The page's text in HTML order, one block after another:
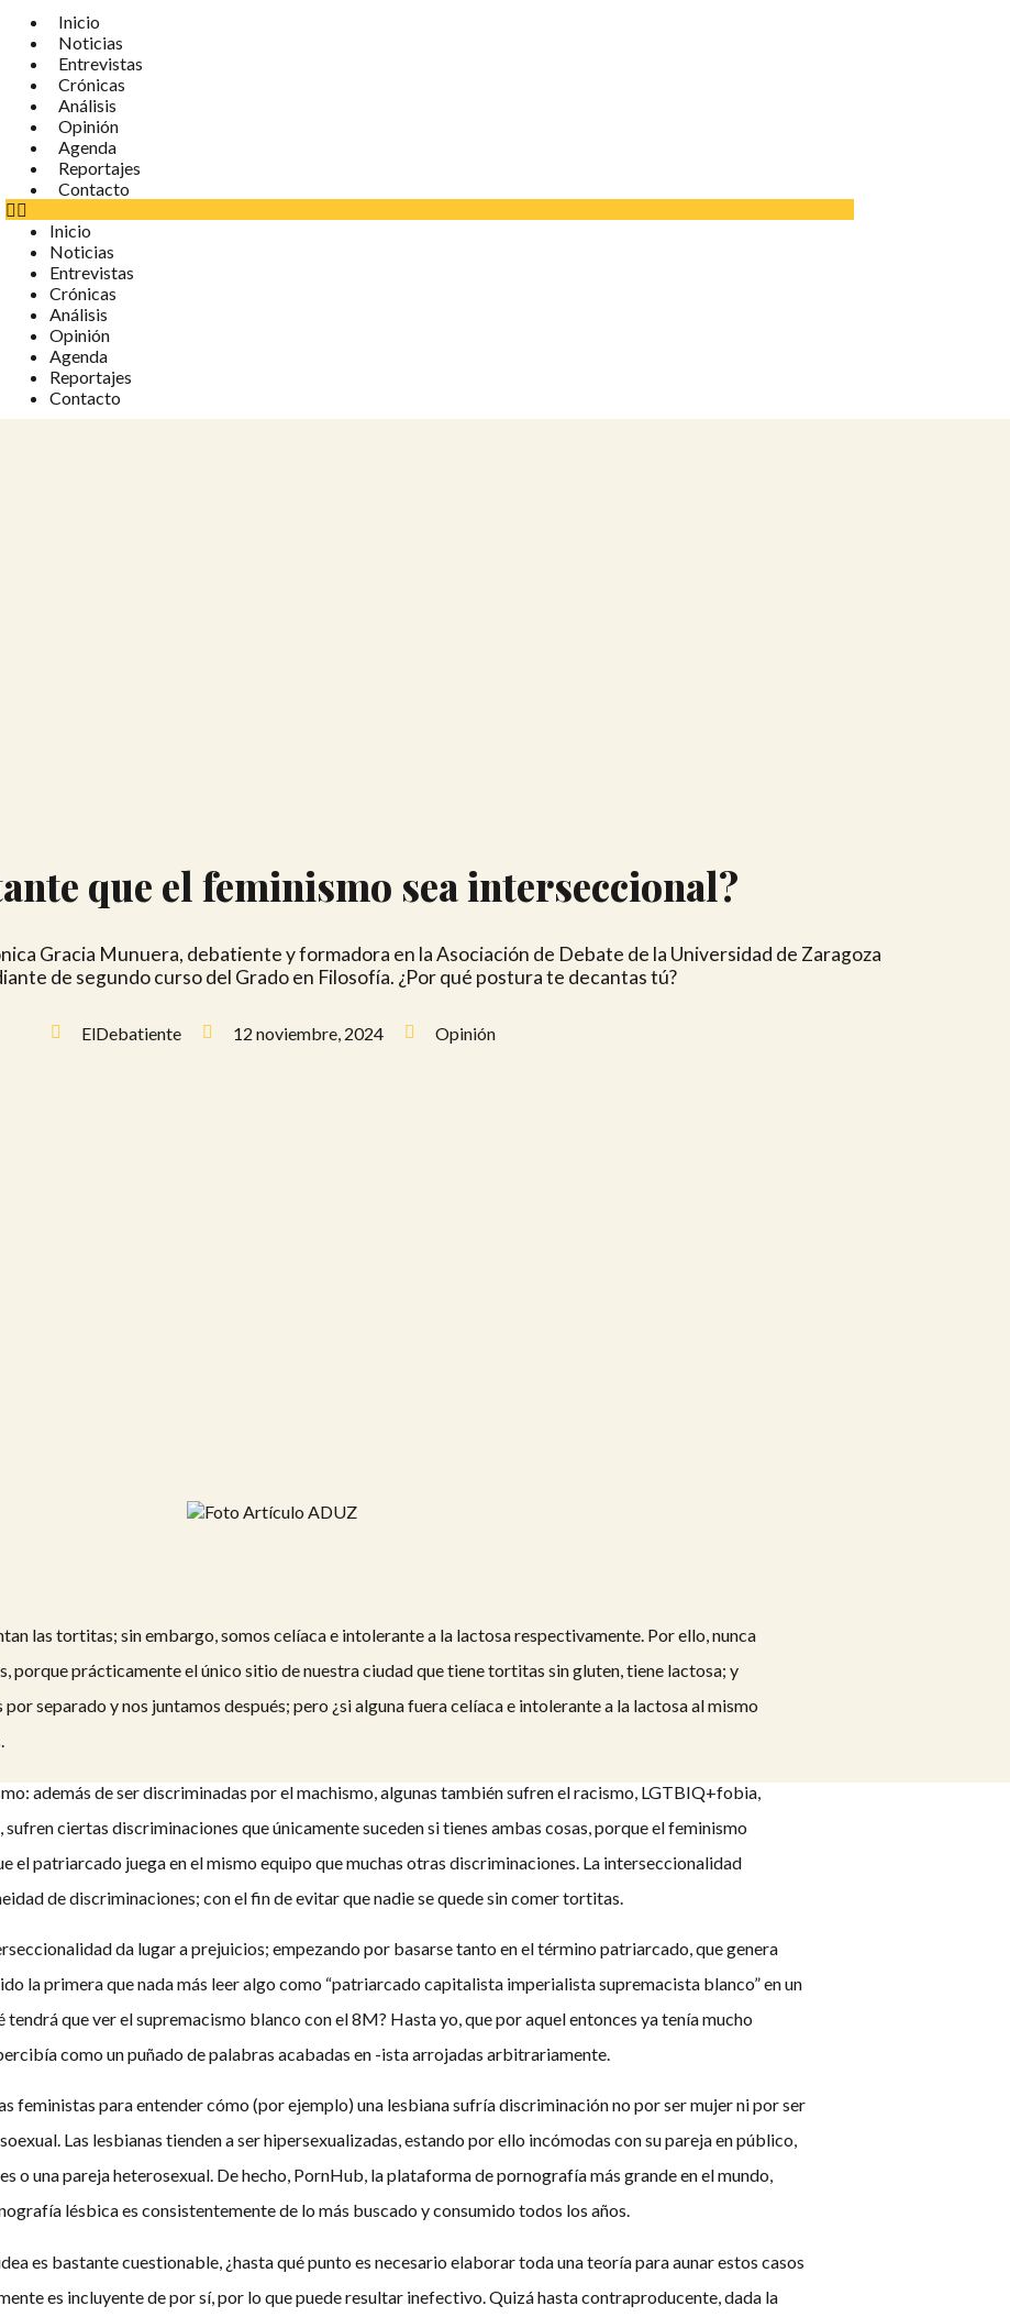
Inicio
Noticias
Entrevistas
Crónicas
Análisis
Opinión
Agenda
Reportajes
Contacto
Inicio
Noticias
Entrevistas
Crónicas
Análisis
Opinión
Agenda
Reportajes
Contacto
que el feminismo sea interseccional?
Gracia Munuera, debatiente y formadora en la Asociación de Debate de la Universidad de Zaragoza
de segundo curso del Grado en Filosofía. ¿Por qué postura te decantas tú?
ElDebatiente 12 noviembre, 2024 Opinión
las tortitas; sin embargo, somos celíaca e intolerante a la lactosa respectivamente. Por ello, nunca
porque prácticamente el único sitio de nuestra ciudad que tiene tortitas sin gluten, tiene lactosa; y
separado y nos juntamos después; pero ¿si alguna fuera celíaca e intolerante a la lactosa al mismo
además de ser discriminadas por el machismo, algunas también sufren el racismo, LGTBIQ+fobia,
ciertas discriminaciones que únicamente suceden si tienes ambas cosas, porque el feminismo
el patriarcado juega en el mismo equipo que muchas otras discriminaciones. La interseccionalidad
de discriminaciones; con el fin de evitar que nadie se quede sin comer tortitas.
da lugar a prejuicios; empezando por basarse tanto en el término patriarcado, que genera
la primera que nada más leer algo como “patriarcado capitalista imperialista supremacista blanco” en un
que ver el supremacismo blanco con el 8M? Hasta yo, que por aquel entonces ya tenía mucho
como un puñado de palabras acabadas en -ista arrojadas arbitrariamente.
feministas para entender cómo (por ejemplo) una lesbiana sufría discriminación no por ser mujer ni por ser
Las lesbianas tienden a ser hipersexualizadas, estando por ello incómodas con su pareja en público,
o una pareja heterosexual. De hecho, PornHub, la plataforma de pornografía más grande en el mundo,
lésbica es consistentemente de lo más buscado y consumido todos los años.
es bastante cuestionable, ¿hasta qué punto es necesario elaborar toda una teoría para aunar estos casos
es incluyente de por sí, por lo que puede resultar inefectivo. Quizá hasta contraproducente, dada la